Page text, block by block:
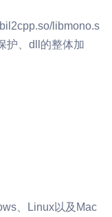
libmono.s
护、dll的整体加
、Linux以及Mac